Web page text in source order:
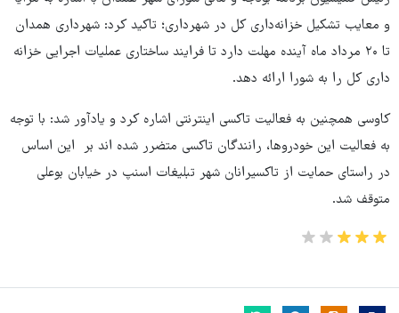
و معایب تشکیل خزانه‌داری کل در شهرداری؛ تاکید کرد: شهرداری همدان
تا ۲۰ مرداد ماه آینده مهلت دارد تا فرایند ساختاری عملیات اجرایی خزانه
داری کل را به شورا ارائه دهد.
کاوسی همچنین به فعالیت تاکسی اینترنتی اشاره کرد و یادآور شد: با توجه
به فعالیت این خودروها، رانندگان تاکسی متضرر شده اند بر این اساس
در راستای حمایت از تاکسیرانان شهر تبلیغات اسنپ در خیابان بوعلی
متوقف شد.